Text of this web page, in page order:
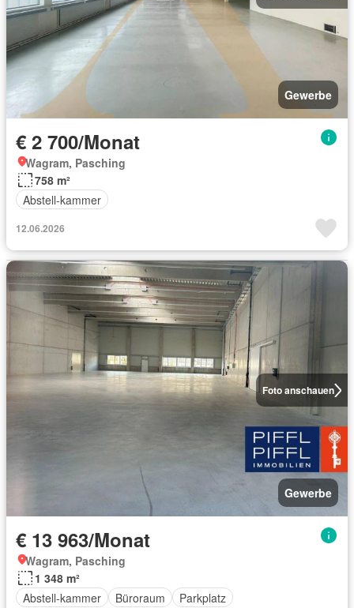
Gewerbe
€ 2 700/Monat
Wagram, Pasching
758 m²
Abstell-kammer
12.06.2026
Foto anschauen
Gewerbe
€ 13 963/Monat
Wagram, Pasching
1 348 m²
Abstell-kammer
Büroraum Parkplatz